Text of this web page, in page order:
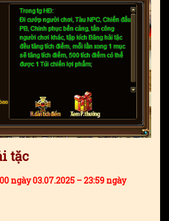
tặc
ngày 03.07.2025 – 23:59 ngày